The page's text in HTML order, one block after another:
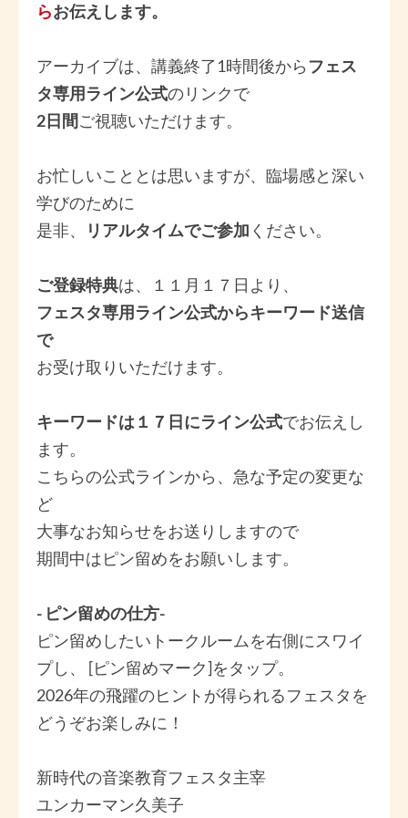
らお伝えします。
アーカイブは、講義終了1時間後から フェス
タ専用ライン公式のリンクで
2日間ご視聴いただけます。
お忙しいこととは思いますが、臨場感と深い
学びのために
是非、
リアルタイムでご参加 ください。
ご登録特典は、１１月１７日より、
フェスタ専用ライン公式からキーワード送信
で
お受け取りいただけます。
キーワードは１７日にライン公式でお伝えし
ます。
こちらの公式ラインから、急な予定の変更な
ど
大事なお知らせをお送りしますので
期間中はピン留めをお願いします。
- ピン留めの仕方-
ピン留めしたいトークルームを右側にスワイ
プし、 [ピン留めマーク]をタップ。
2026年の飛躍のヒントが得られるフェスタを
どうぞお楽しみに！
新時代の音楽教育フェスタ主宰
ユンカーマン久美子